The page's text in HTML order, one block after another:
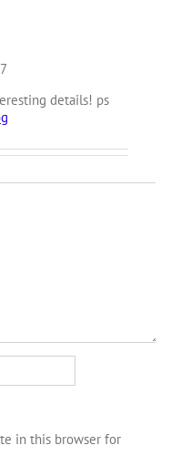
details! ps
in this browser for